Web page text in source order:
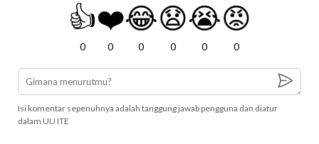
👍
0
❤️
0
😂
0
😧
0
😭
0
😡
0
Isi komentar sepenuhnya adalah tanggung jawab pengguna dan diatur
dalam UU ITE